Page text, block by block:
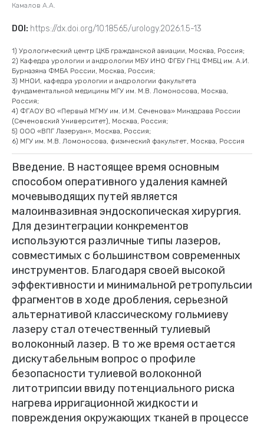
1) Урологический центр ЦКБ гражданской авиации, Москва, Россия;
2) Кафедра урологии и андрологии МБУ ИНО ФГБУ ГНЦ ФМБЦ им. А.И.
Бурназяна ФМБА России, Москва, Россия;
3) МНОИ, кафедра урологии и андрологии факультета
фундаментальной медицины МГУ им. М.В. Ломоносова, Москва,
Россия;
4) ФГАОУ ВО «Первый МГМУ им. И.М. Сеченова» Минздрава России
(Сеченовский Университет), Москва, Россия;
5) ООО «ВПГ Лазеруан», Москва, Россия;
6) МГУ им. М.В. Ломоносова, физический факультет, Москва, Россия
Введение. В настоящее время основным
способом оперативного удаления камней
мочевыводящих путей является
малоинвазивная эндоскопическая хирургия.
Для дезинтеграции конкрементов
используются различные типы лазеров,
совместимых с большинством современных
инструментов. Благодаря своей высокой
эффективности и минимальной ретропульсии
фрагментов в ходе дробления, серьезной
альтернативой классическому гольмиеву
лазеру стал отечественный тулиевый
волоконный лазер. В то же время остается
дискутабельным вопрос о профиле
безопасности тулиевой волоконной
литотрипсии ввиду потенциального риска
нагрева ирригационной жидкости и
повреждения окружающих тканей в процессе
DOI: https://dx.doi.org/10.18565/urology.2026.1.5-13
Камалов А.А.